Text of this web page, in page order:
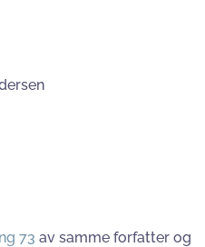
73 av samme forfatter og